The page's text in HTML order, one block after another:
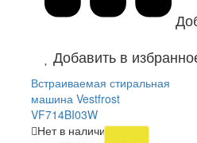
Добавить в
Встраиваемая стиральная
машина Vestfrost
VF714BI03W
Нет в наличии